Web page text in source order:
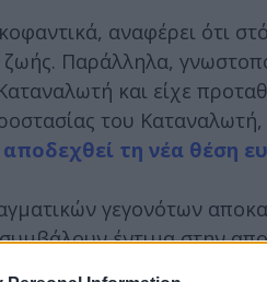
αναφέρει ότι
Παράλληλα,
και είχε
του Καταναλωτή,
τη νέα θέση
γεγονότων
έντιμα στην